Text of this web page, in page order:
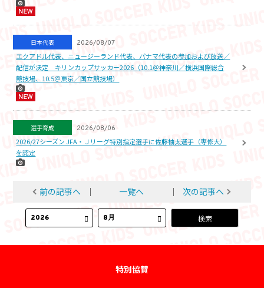
日本代表 2026/08/07
エクアドル代表、ニュージーランド代表、パナマ代表の参加および放送／
配信が決定 キリンカップサッカー2026（10.1＠神奈川／横浜国際総合
競技場、10.5＠東京／国立競技場）
選手育成 2026/08/06
2026/27シーズン JFA・Ｊリーグ特別指定選手に佐藤柚太選手（専修大）
を認定
前の記事へ │ 一覧へ │ 次の記事へ
特別協賛